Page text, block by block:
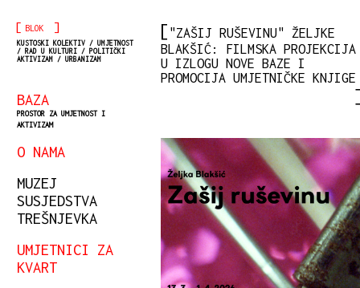
[ BLOK ]
KUSTOSKI KOLEKTIV / UMJETNOST
/ RAD U KULTURI / POLITIČKI
AKTIVIZAM / URBANIZAM
BAZA
PROSTOR ZA UMJETNOST I
AKTIVIZAM
O NAMA
MUZEJ
SUSJEDSTVA
TREŠNJEVKA
UMJETNICI ZA
KVART
"ZAŠIJ RUŠEVINU" ŽELJKE
BLAKŠIĆ: FILMSKA PROJEKCIJA
U IZLOGU NOVE BAZE I
PROMOCIJA UMJETNIČKE KNJIGE